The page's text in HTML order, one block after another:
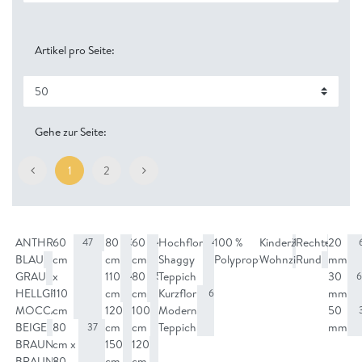
Artikel pro Seite:
Gehe zur Seite:
1 2
ANTHRAZIT 8
BLAU 6
GRAU 18
HELLGRAU
MOCCA
BEIGE 12
BRAUNGRAU
60
cm
x
110
cm
47
80
cm x
37
80
cm
37
110
cm
47
120
cm
40
150
41
60
cm
47
80
cm
54
100
cm
26
120
Hochflor
Shaggy
Teppich
43
Kurzflor
Modern
Teppich
6
100 %
Polypropylen
71
Kinderzimmer 2
Wohnzimmer 70
Rechteckig
Rund 54
20
mm
30
mm
50
mm